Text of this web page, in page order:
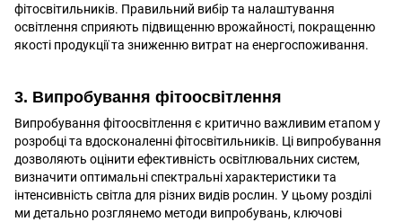
фітосвітильників. Правильний вибір та налаштування
освітлення сприяють підвищенню врожайності, покращенню
якості продукції та зниженню витрат на енергоспоживання.
3. Випробування фітоосвітлення
Випробування фітоосвітлення є критично важливим етапом у
розробці та вдосконаленні фітосвітильників. Ці випробування
дозволяють оцінити ефективність освітлювальних систем,
визначити оптимальні спектральні характеристики та
інтенсивність світла для різних видів рослин. У цьому розділі
ми детально розглянемо методи випробувань, ключові